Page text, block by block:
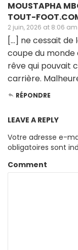
MOUSTAPHA
TOUT-
2 juin, 2026 at 8:06 am
[…] ne cessait de
coupe du
rêve qui pouvait
carrière.
RÉPONDRE
LEAVE A REPLY
Votre adresse e-
obligatoires sont
Comment